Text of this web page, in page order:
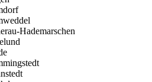
Hademarschen